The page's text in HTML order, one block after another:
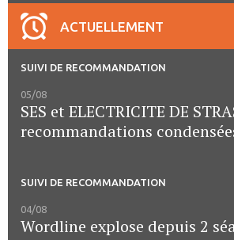
ACTUELLEMENT
SUIVI DE RECOMMANDATION
05/08
SES et ELECTRICITE DE
recommandations
SUIVI DE RECOMMANDATION
04/08
Wordline explose depuis 2